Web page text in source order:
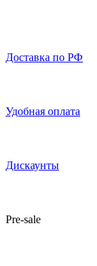
Доставка по РФ
Удобная оплата
Дискаунты
Pre-sale